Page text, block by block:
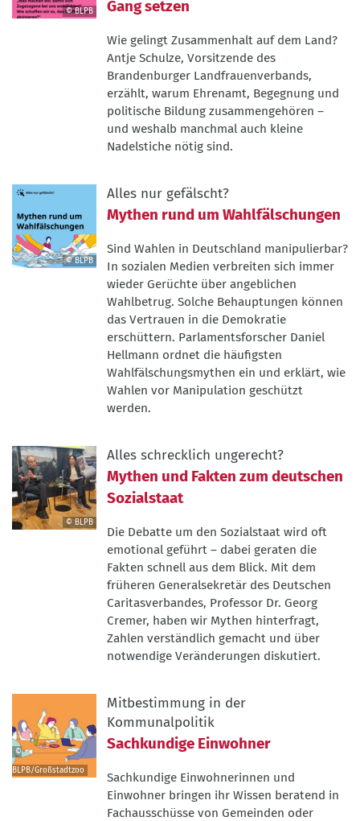
© BLPB
Gang setzen
Wie gelingt Zusammenhalt auf dem Land?
Antje Schulze, Vorsitzende des
Brandenburger Landfrauenverbands,
erzählt, warum Ehrenamt, Begegnung und
politische Bildung zusammengehören –
und weshalb manchmal auch kleine
Nadelstiche nötig sind.
© BLPB
Alles nur gefälscht?
Mythen rund um Wahlfälschungen
Sind Wahlen in Deutschland manipulierbar?
In sozialen Medien verbreiten sich immer
wieder Gerüchte über angeblichen
Wahlbetrug. Solche Behauptungen können
das Vertrauen in die Demokratie
erschüttern. Parlamentsforscher Daniel
Hellmann ordnet die häufigsten
Wahlfälschungsmythen ein und erklärt, wie
Wahlen vor Manipulation geschützt
werden.
© BLPB
Alles schrecklich ungerecht?
Mythen und Fakten zum deutschen
Sozialstaat
Die Debatte um den Sozialstaat wird oft
emotional geführt – dabei geraten die
Fakten schnell aus dem Blick. Mit dem
früheren Generalsekretär des Deutschen
Caritasverbandes, Professor Dr. Georg
Cremer, haben wir Mythen hinterfragt,
Zahlen verständlich gemacht und über
notwendige Veränderungen diskutiert.
BLPB/Großstadtzoo
©
BLPB/Großstadtzoo
Mitbestimmung in der
Kommunalpolitik
Sachkundige Einwohner
Sachkundige Einwohnerinnen und
Einwohner bringen ihr Wissen beratend in
Fachausschüsse von Gemeinden oder